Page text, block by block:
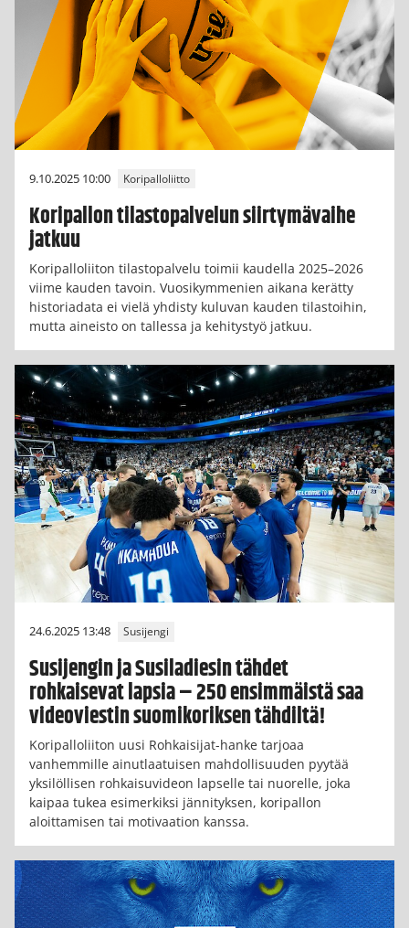
9.10.2025 10:00 Koripalloliitto
Koripallon tilastopalvelun siirtymävaihe
jatkuu
Koripalloliiton tilastopalvelu toimii kaudella 2025–2026
viime kauden tavoin. Vuosikymmenien aikana kerätty
historiadata ei vielä yhdisty kuluvan kauden tilastoihin,
mutta aineisto on tallessa ja kehitystyö jatkuu.
24.6.2025 13:48 Susijengi
Susijengin ja Susiladiesin tähdet
rohkaisevat lapsia – 250 ensimmäistä saa
videoviestin suomikoriksen tähdiltä!
Koripalloliiton uusi Rohkaisijat-hanke tarjoaa
vanhemmille ainutlaatuisen mahdollisuuden pyytää
yksilöllisen rohkaisuvideon lapselle tai nuorelle, joka
kaipaa tukea esimerkiksi jännityksen, koripallon
aloittamisen tai motivaation kanssa.